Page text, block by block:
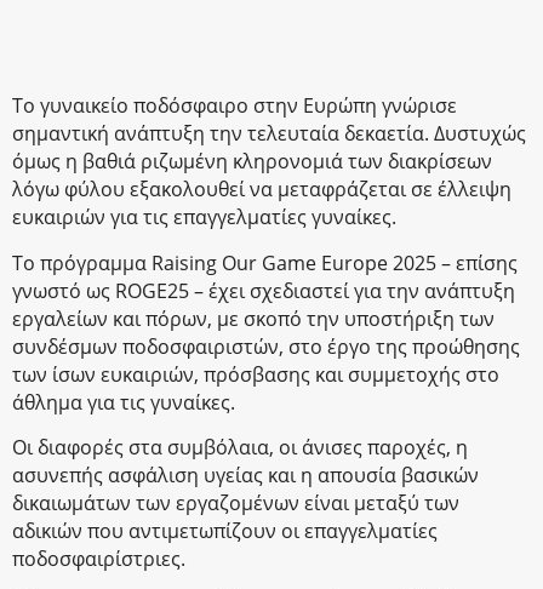
Το γυναικείο ποδόσφαιρο στην Ευρώπη γνώρισε
σημαντική ανάπτυξη την τελευταία δεκαετία. Δυστυχώς
όμως η βαθιά ριζωμένη κληρονομιά των διακρίσεων
λόγω φύλου εξακολουθεί να μεταφράζεται σε έλλειψη
ευκαιριών για τις επαγγελματίες γυναίκες.
Το πρόγραμμα Raising Our Game Europe 2025 – επίσης
γνωστό ως ROGE25 – έχει σχεδιαστεί για την ανάπτυξη
εργαλείων και πόρων, με σκοπό την υποστήριξη των
συνδέσμων ποδοσφαιριστών, στο έργο της προώθησης
των ίσων ευκαιριών, πρόσβασης και συμμετοχής στο
άθλημα για τις γυναίκες.
Οι διαφορές στα συμβόλαια, οι άνισες παροχές, η
ασυνεπής ασφάλιση υγείας και η απουσία βασικών
δικαιωμάτων των εργαζομένων είναι μεταξύ των
αδικιών που αντιμετωπίζουν οι επαγγελματίες
ποδοσφαιρίστριες.